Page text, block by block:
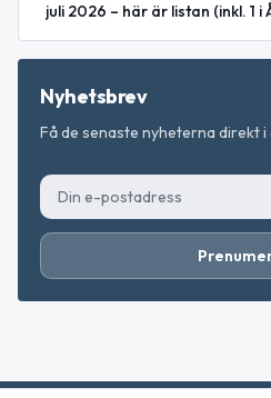
juli 2026 – här är listan (inkl. 1 i
Nyhetsbrev
Få de senaste nyheterna direkt i